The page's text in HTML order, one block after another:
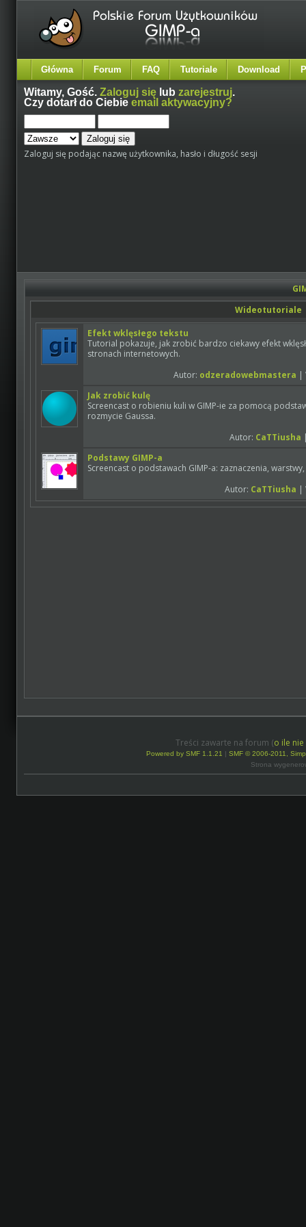
Główna Forum FAQ Tutoriale Download
Witamy, Gość. Zaloguj się lub zarejestruj.
Czy dotarł do Ciebie email aktywacyjny?
Zaloguj się podając nazwę użytkownika, hasło i długość sesji
Wideotutoriale
Efekt wklęsłego tekstu
Tutorial pokazuje, jak zrobić bardzo ciekawy efekt
stronach internetowych.
Autor: odzeradowebmastera |
Jak zrobić kulę
Screencast o robieniu kuli w GIMP-ie za pomocą
rozmycie Gaussa.
Autor: CaTTiusha
Podstawy GIMP-a
Screencast o podstawach GIMP-a: zaznaczenia,
Autor: CaTTiusha |
Treści zawarte na forum (o ile
Powered by SMF 1.1.21 | SMF © 2006-2011,
Strona